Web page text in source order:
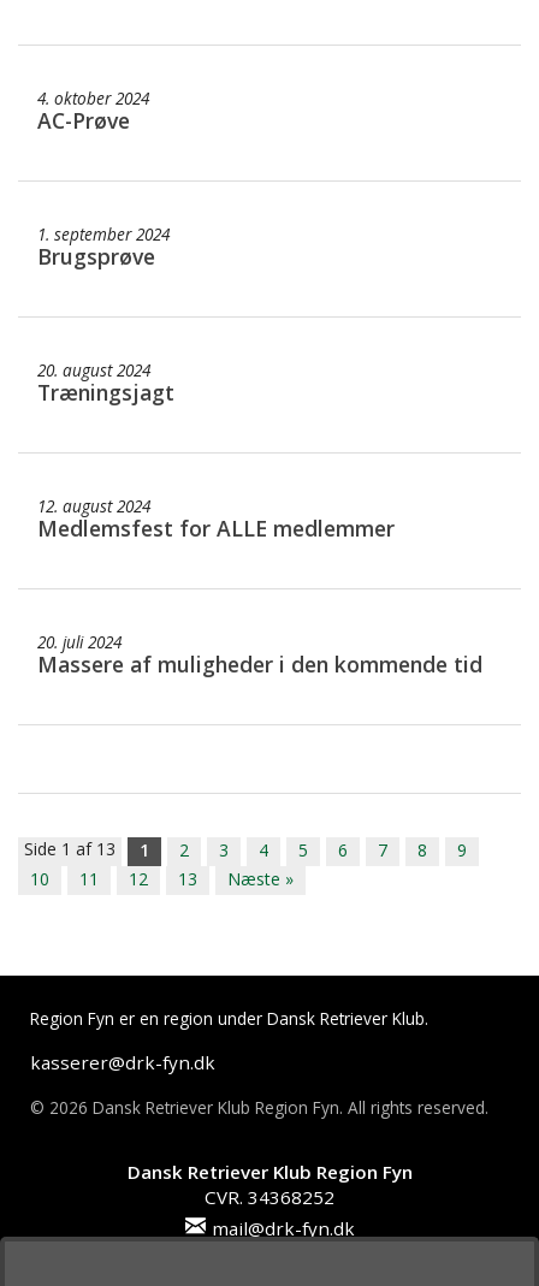
4. oktober 2024
AC-Prøve
1. september 2024
Brugsprøve
20. august 2024
Træningsjagt
12. august 2024
Medlemsfest for ALLE medlemmer
20. juli 2024
Massere af muligheder i den kommende tid
Side 1 af 13 1 2 3 4 5 6 7 8
9
10
11 12 13 Næste »
Region Fyn er en region under Dansk Retriever Klub.
kasserer@drk-fyn.dk
© 2026 Dansk Retriever Klub Region Fyn. All rights reserved.
Dansk Retriever Klub Region Fyn
CVR. 34368252
mail@drk-fyn.dk